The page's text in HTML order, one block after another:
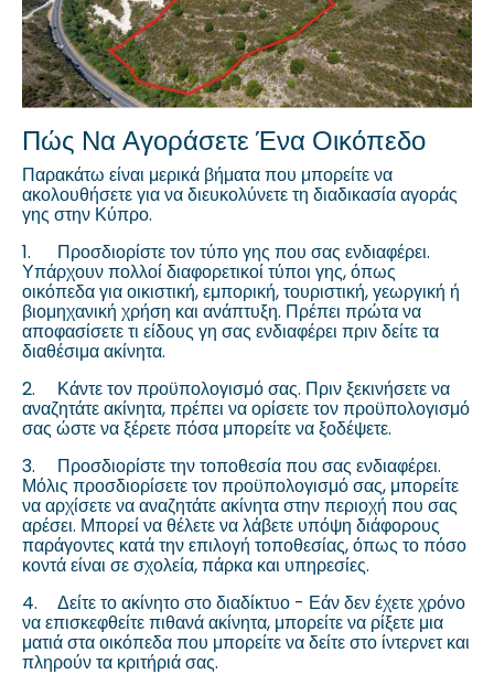
Πώς Να Αγοράσετε Ένα Οικόπεδο
Παρακάτω είναι μερικά βήματα που μπορείτε να
ακολουθήσετε για να διευκολύνετε τη διαδικασία αγοράς
γης στην Κύπρο.
1.
Προσδιορίστε τον τύπο γης που σας ενδιαφέρει.
Υπάρχουν πολλοί διαφορετικοί τύποι γης, όπως
οικόπεδα για οικιστική, εμπορική, τουριστική, γεωργική ή
βιομηχανική χρήση και ανάπτυξη. Πρέπει πρώτα να
αποφασίσετε τι είδους γη σας ενδιαφέρει πριν δείτε τα
διαθέσιμα ακίνητα.
2.
Κάντε τον προϋπολογισμό σας. Πριν ξεκινήσετε να
αναζητάτε ακίνητα, πρέπει να ορίσετε τον προϋπολογισμό
σας ώστε να ξέρετε πόσα μπορείτε να ξοδέψετε.
3.
Προσδιορίστε την τοποθεσία που σας ενδιαφέρει.
Μόλις προσδιορίσετε τον προϋπολογισμό σας, μπορείτε
να αρχίσετε να αναζητάτε ακίνητα στην περιοχή που σας
αρέσει. Μπορεί να θέλετε να λάβετε υπόψη διάφορους
παράγοντες κατά την επιλογή τοποθεσίας, όπως το πόσο
κοντά είναι σε σχολεία, πάρκα και υπηρεσίες.
4.
Δείτε το ακίνητο στο διαδίκτυο - Εάν δεν έχετε χρόνο
να επισκεφθείτε πιθανά ακίνητα, μπορείτε να ρίξετε μια
ματιά στα οικόπεδα που μπορείτε να δείτε στο ίντερνετ και
πληρούν τα κριτήριά σας.